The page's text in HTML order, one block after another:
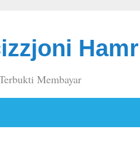
Membayar